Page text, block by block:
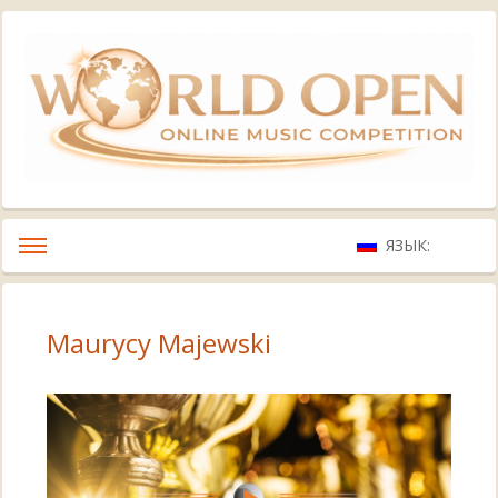
ЯЗЫК:
Maurycy Majewski